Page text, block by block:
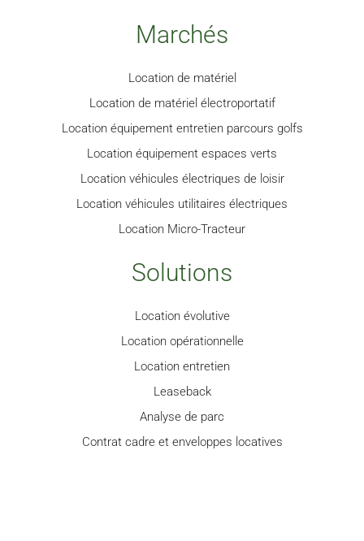
Marchés
Location de matériel
Location de matériel électroportatif
Location équipement entretien parcours golfs
Location équipement espaces verts
Location véhicules électriques de loisir
Location véhicules utilitaires électriques
Location Micro-Tracteur
Solutions
Location évolutive
Location opérationnelle
Location entretien
Leaseback
Analyse de parc
Contrat cadre et enveloppes locatives